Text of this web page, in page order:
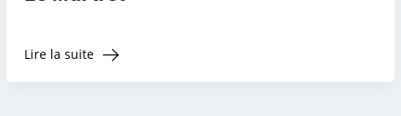
Lire la suite